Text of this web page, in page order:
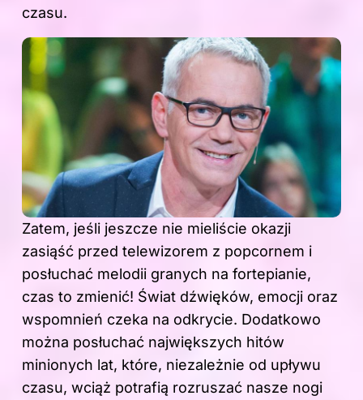
czasu.
Zatem, jeśli jeszcze nie mieliście okazji
zasiąść przed telewizorem z popcornem i
posłuchać melodii granych na fortepianie,
czas to zmienić! Świat dźwięków, emocji oraz
wspomnień czeka na odkrycie. Dodatkowo
można posłuchać największych hitów
minionych lat, które, niezależnie od upływu
czasu, wciąż potrafią rozruszać nasze nogi